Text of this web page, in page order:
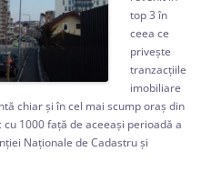
top 3 în
ceea ce
priveşte
tranzacţiile
imobiliare
chiar şi în cel mai scump oraş din
1000 faţă de aceeaşi perioadă a
Naţionale de Cadastru şi